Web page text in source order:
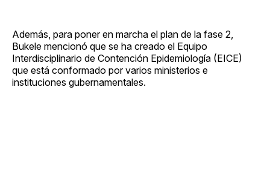
Además, para poner en marcha el plan de la fase 2,
Bukele mencionó que se ha creado el Equipo
Interdisciplinario de Contención Epidemiología (EICE)
que está conformado por varios ministerios e
instituciones gubernamentales.